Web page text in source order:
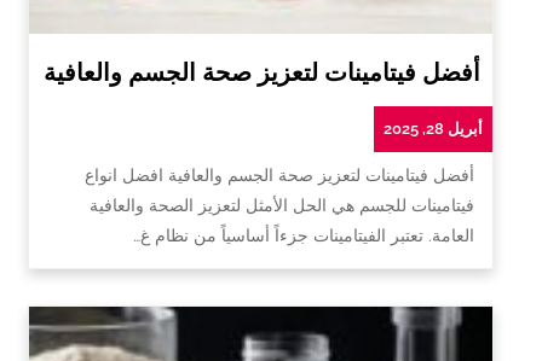
أفضل فيتامينات لتعزيز صحة الجسم والعافية
أبريل 28, 2025
أفضل فيتامينات لتعزيز صحة الجسم والعافية افضل انواع
فيتامينات للجسم هي الحل الأمثل لتعزيز الصحة والعافية
العامة. تعتبر الفيتامينات جزءاً أساسياً من نظام غ…